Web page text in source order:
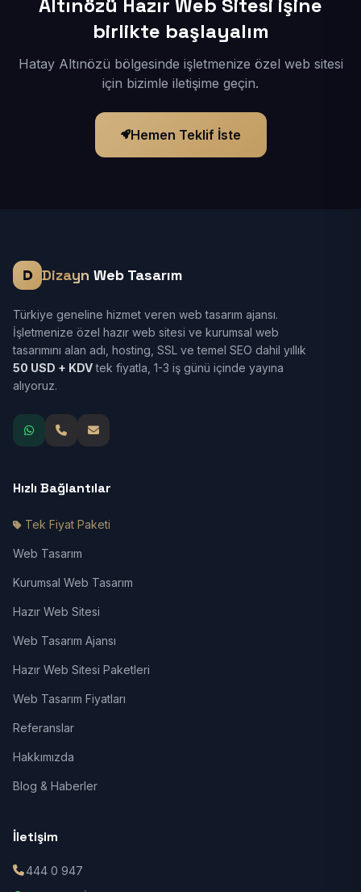
Altınözü Hazır Web Sitesi işine
birlikte başlayalım
Hatay Altınözü bölgesinde işletmenize özel web sitesi
için bizimle iletişime geçin.
Hemen Teklif İste
Dizayn Web Tasarım
Türkiye geneline hizmet veren web tasarım ajansı.
İşletmenize özel hazır web sitesi ve kurumsal web
tasarımını alan adı, hosting, SSL ve temel SEO dahil yıllık
50 USD + KDVtek fiyatla, 1-3 iş günü içinde yayına
alıyoruz.
Hızlı Bağlantılar
Tek Fiyat Paketi
Web Tasarım
Kurumsal Web Tasarım
Hazır Web Sitesi
Web Tasarım Ajansı
Hazır Web Sitesi Paketleri
Web Tasarım Fiyatları
Referanslar
Hakkımızda
Blog & Haberler
İletişim
444 0 947